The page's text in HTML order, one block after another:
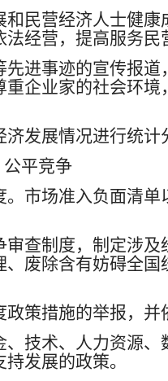
民营经济人士健康
经营，提高服务民
进事迹的宣传报道
企业家的社会环
发展情况进行统计
平竞争
市场准入负面清单
查制度，制定涉及
废除含有妨碍全
策措施的举报，并
技术、人力资源、
发展的政策。